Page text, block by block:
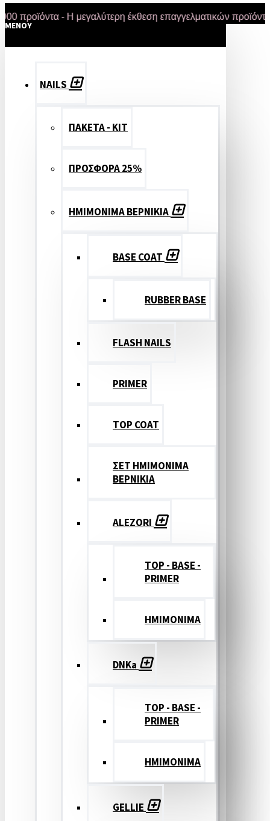
- Η μεγαλύτερη έκθεση επαγγελματικών προϊόντων
MENOY
NAILS
ΠΑΚΕΤΑ - ΚΙΤ
ΠΡΟΣΦΟΡΑ 25%
ΗΜΙΜΟΝΙΜΑ ΒΕΡΝΙΚΙΑ
BASE COAT
RUBBER BASE
FLASH NAILS
PRIMER
TOP COAT
ΣΕΤ ΗΜΙΜΟΝΙΜΑ
ΒΕΡΝΙΚΙΑ
ALEZORI
TOP - BASE -
PRIMER
ΗΜΙΜΟΝΙΜΑ
DNKa
TOP - BASE -
PRIMER
ΗΜΙΜΟΝΙΜΑ
GELLIE